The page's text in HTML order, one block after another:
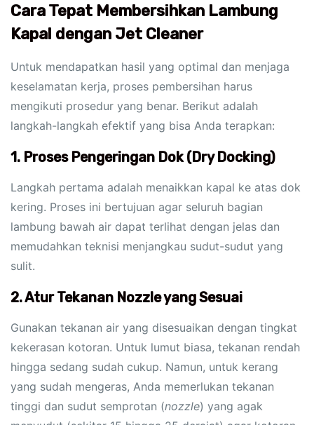
Cara Tepat Membersihkan Lambung
Kapal dengan Jet Cleaner
Untuk mendapatkan hasil yang optimal dan menjaga
keselamatan kerja, proses pembersihan harus
mengikuti prosedur yang benar. Berikut adalah
langkah-langkah efektif yang bisa Anda terapkan:
1. Proses Pengeringan Dok (Dry Docking)
Langkah pertama adalah menaikkan kapal ke atas dok
kering. Proses ini bertujuan agar seluruh bagian
lambung bawah air dapat terlihat dengan jelas dan
memudahkan teknisi menjangkau sudut-sudut yang
sulit.
2. Atur Tekanan Nozzle yang Sesuai
Gunakan tekanan air yang disesuaikan dengan tingkat
kekerasan kotoran. Untuk lumut biasa, tekanan rendah
hingga sedang sudah cukup. Namun, untuk kerang
yang sudah mengeras, Anda memerlukan tekanan
tinggi dan sudut semprotan (nozzle) yang agak